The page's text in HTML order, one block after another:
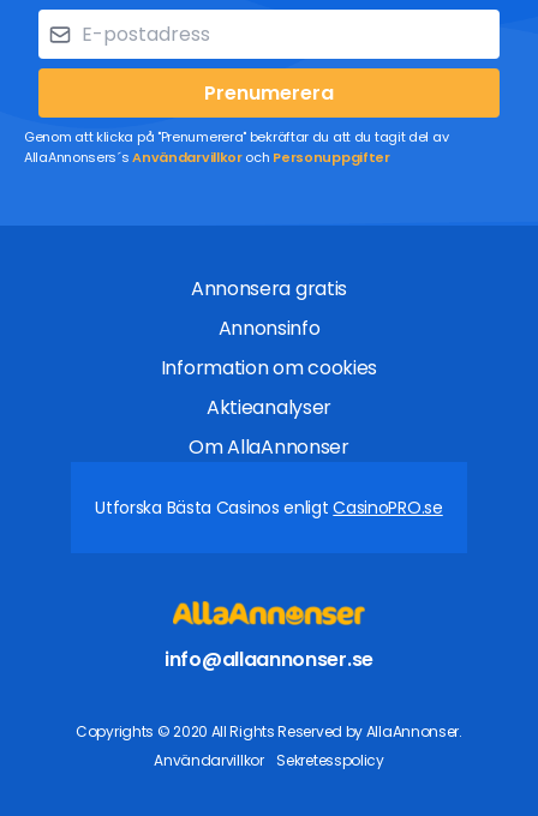
Prenumerera
Genom att klicka på "Prenumerera" bekräftar du att du tagit del av
AllaAnnonsers´sAnvändarvillkoroch Personuppgifter
Annonsera gratis
Annonsinfo
Information om cookies
Aktieanalyser
Om AllaAnnonser
Utforska Bästa Casinos enligtCasinoPRO.se
info@allaannonser.se
Copyrights © 2020 All Rights Reserved by AllaAnnonser.
Användarvillkor
Sekretesspolicy